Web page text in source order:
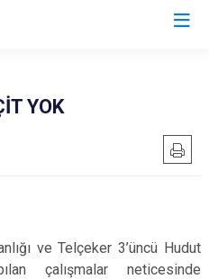
YOK
ve Telçeker 3’üncü Hudut
çalışmalar neticesinde